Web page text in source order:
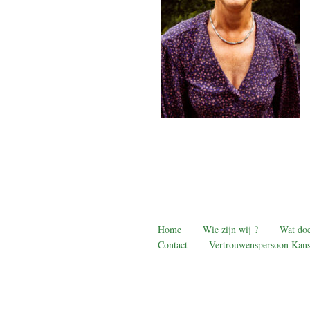
Home Wie zijn wij ? Wat
Contact
Vertrouwenspersoon